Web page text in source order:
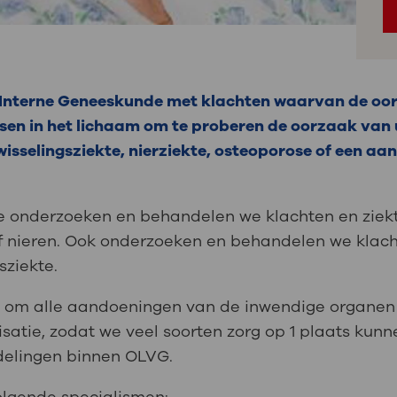
Geneeskunde met klachten waarvan de
in het lichaam om te proberen de oorzaak
nierziekte, osteoporose of een
onderzoeken en behandelen we klachten en
Ook onderzoeken en behandelen we
alle aandoeningen van de inwendige
zodat we veel soorten zorg op 1 plaats
binnen OLVG.